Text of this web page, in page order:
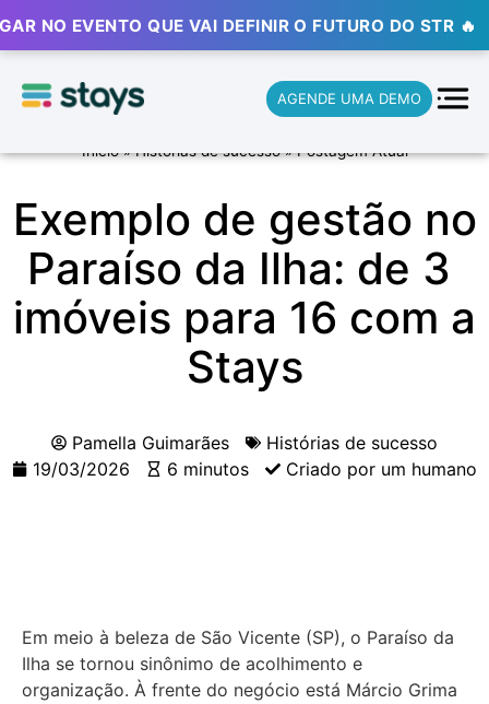
QUE VAI DEFINIR O FUTURO DO STR 🔥 ⚡
AGENDE UMA DEMO
Início»Histórias de sucesso»Postagem Atual
Exemplo de gestão no
Paraíso da Ilha: de 3
imóveis para 16 com a
Stays
Pamella Guimarães
Histórias de sucesso
19/03/2026
6 minutos Criado por um humano
Em meio à beleza de São Vicente (SP), o Paraíso da
Ilha se tornou sinônimo de acolhimento e
organização. À frente do negócio está Márcio Grima